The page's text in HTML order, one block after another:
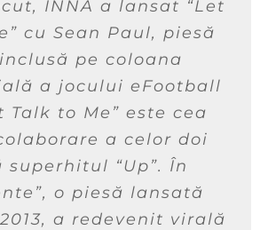
INNA a lansat “Let
cu Sean Paul, piesă
pe coloana
a jocului eFootball
Talk to Me” este cea
a celor doi
“Up”. În
o piesă lansată
a redevenit virală